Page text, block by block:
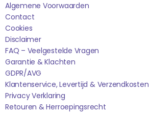
Algemene Voorwaarden
Contact
Cookies
Disclaimer
FAQ – Veelgestelde Vragen
Garantie & Klachten
GDPR/AVG
Klantenservice, Levertijd & Verzendkosten
Privacy Verklaring
Retouren & Herroepingsrecht